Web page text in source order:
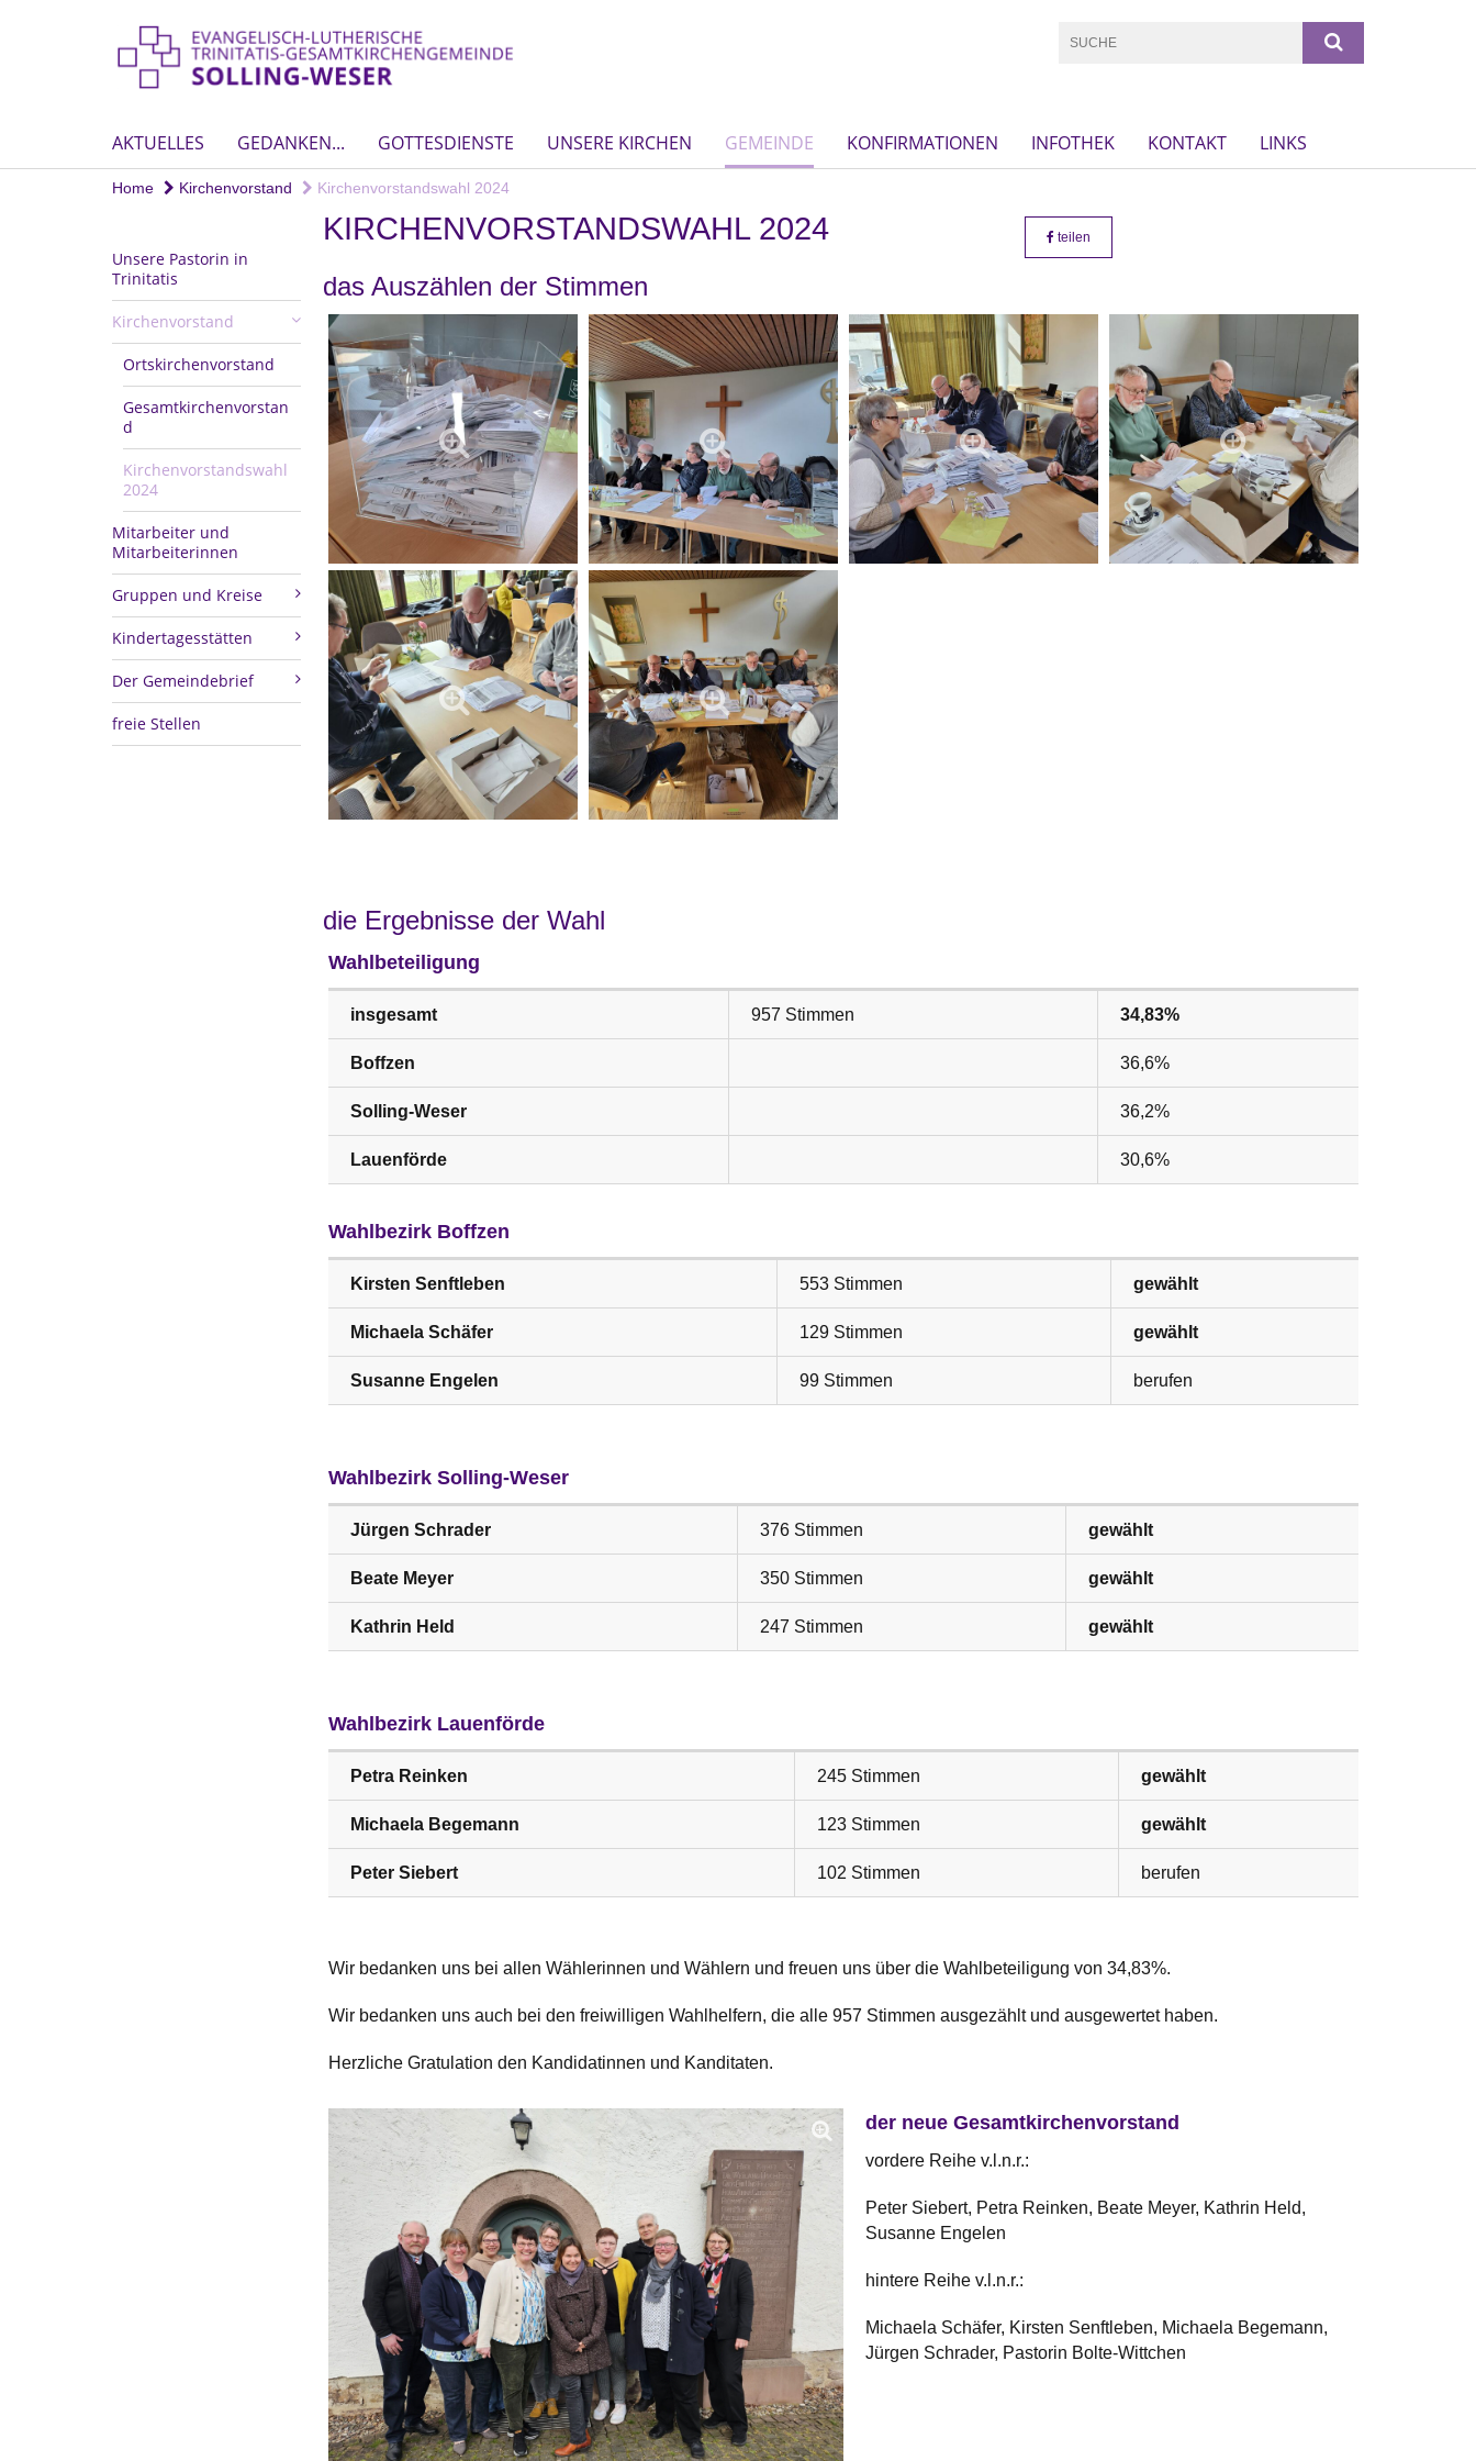
AKTUELLES GEDANKEN... GOTTESDIENSTE UNSERE KIRCHEN GEMEINDE KONFIRMATIONEN INFOTHEK KONTAKT LINKS
Home Kirchenvorstand Kirchenvorstandswahl 2024
Unsere Pastorin in
Trinitatis
Kirchenvorstand
Ortskirchenvorstand
Gesamtkirchenvorstan
d
Kirchenvorstandswahl
2024
Mitarbeiter und
Mitarbeiterinnen
Gruppen und Kreise
Kindertagesstätten
Der Gemeindebrief
freie Stellen
KIRCHENVORSTANDSWAHL 2024 teilen
das Auszählen der Stimmen
die Ergebnisse der Wahl
Wahlbeteiligung
insgesamt 957 Stimmen 34,83%
Boffzen 36,6%
Solling-Weser 36,2%
Lauenförde 30,6%
Wahlbezirk Boffzen
Kirsten Senftleben 553 Stimmen gewählt
Michaela Schäfer 129 Stimmen gewählt
Susanne Engelen 99 Stimmen berufen
Wahlbezirk Solling-Weser
Jürgen Schrader 376 Stimmen gewählt
Beate Meyer 350 Stimmen gewählt
Kathrin Held 247 Stimmen gewählt
Wahlbezirk Lauenförde
Petra Reinken 245 Stimmen gewählt
Michaela Begemann 123 Stimmen gewählt
Peter Siebert 102 Stimmen berufen
Wir bedanken uns bei allen Wählerinnen und Wählern und freuen uns über die Wahlbeteiligung von 34,83%.
Wir bedanken uns auch bei den freiwilligen Wahlhelfern, die alle 957 Stimmen ausgezählt und ausgewertet haben.
Herzliche Gratulation den Kandidatinnen und Kanditaten.
der neue Gesamtkirchenvorstand
vordere Reihe v.l.n.r.:
Peter Siebert, Petra Reinken, Beate Meyer, Kathrin Held,
Susanne Engelen
hintere Reihe v.l.n.r.:
Michaela Schäfer, Kirsten Senftleben, Michaela Begemann,
Jürgen Schrader, Pastorin Bolte-Wittchen